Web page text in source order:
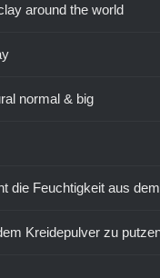
around the world
normal & big
die Feuchtigkeit aus
Kreidepulver zu